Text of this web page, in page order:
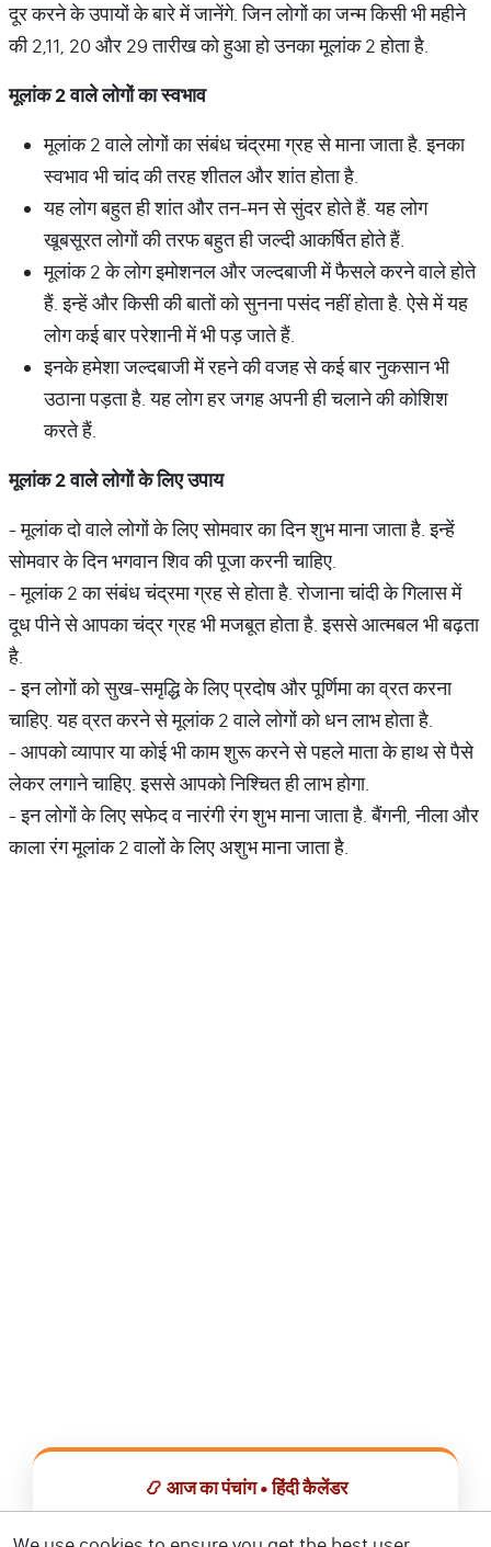
दूर करने के उपायों के बारे में जानेंगे. जिन लोगों का जन्म किसी भी महीने
की 2,11, 20 और 29 तारीख को हुआ हो उनका मूलांक 2 होता है.
मूलांक2वालेलोगोंकास्वभाव
मूलांक 2 वाले लोगों का संबंध चंद्रमा ग्रह से माना जाता है. इनका
स्वभाव भी चांद की तरह शीतल और शांत होता है.
यह लोग बहुत ही शांत और तन-मन से सुंदर होते हैं. यह लोग
खूबसूरत लोगों की तरफ बहुत ही जल्दी आकर्षित होते हैं.
मूलांक 2 के लोग इमोशनल और जल्दबाजी में फैसले करने वाले होते
हैं. इन्हें और किसी की बातों को सुनना पसंद नहीं होता है. ऐसे में यह
लोग कई बार परेशानी में भी पड़ जाते हैं.
इनके हमेशा जल्दबाजी में रहने की वजह से कई बार नुकसान भी
उठाना पड़ता है. यह लोग हर जगह अपनी ही चलाने की कोशिश
करते हैं.
मूलांक2वालेलोगोंकेलिएउपाय
- मूलांक दो वाले लोगों के लिए सोमवार का दिन शुभ माना जाता है. इन्हें
सोमवार के दिन भगवान शिव की पूजा करनी चाहिए.
- मूलांक 2 का संबंध चंद्रमा ग्रह से होता है. रोजाना चांदी के गिलास में
दूध पीने से आपका चंद्र ग्रह भी मजबूत होता है. इससे आत्मबल भी बढ़ता
है.
- इन लोगों को सुख-समृद्धि के लिए प्रदोष और पूर्णिमा का व्रत करना
चाहिए. यह व्रत करने से मूलांक 2 वाले लोगों को धन लाभ होता है.
- आपको व्यापार या कोई भी काम शुरू करने से पहले माता के हाथ से पैसे
लेकर लगाने चाहिए. इससे आपको निश्चित ही लाभ होगा.
- इन लोगों के लिए सफेद व नारंगी रंग शुभ माना जाता है. बैंगनी, नीला और
काला रंग मूलांक 2 वालों के लिए अशुभ माना जाता है.
📿 आज का पंचांग • हिंदी कैलेंडर